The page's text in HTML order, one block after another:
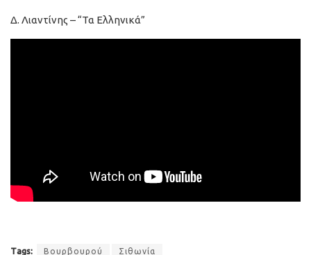
Δ. Λιαντίνης – “Τα Ελληνικά”
Tags: Βουρβουρού Σιθωνία